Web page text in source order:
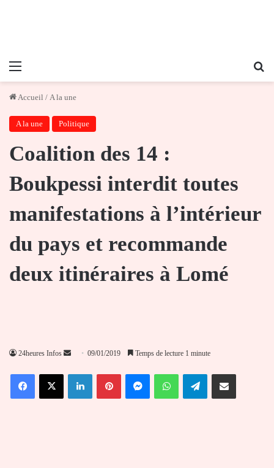
Menu
Accueil / A la une
A la une Politique
Coalition des 14 :
Boukpessi interdit toutes
manifestations à l’intérieur
du pays et recommande
deux itinéraires à Lomé
24heures Infos
Envoyer
courriel
09/01/2019 Temps de lecture 1 minute
FacebookX LinkedinPinterestMessengerWhatsAppTelegramPartager par email